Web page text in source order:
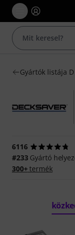
Gyártók listája D
6116
#233Gyártó
300+termék